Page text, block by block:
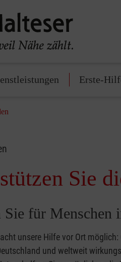
Erste-
Sie
Sie für Menschen
unsere Hilfe vor Ort
und weltweit